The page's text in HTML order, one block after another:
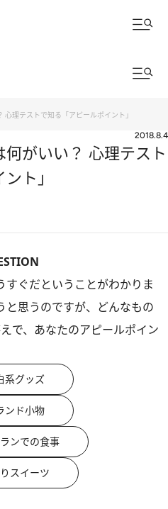
理テストで知る「アピールポイント」
2018.8.4
がいい？ 心理テスト
ト」
ぐだということがわかりま
と思うのですが、どんなもの
で、あなたのアピールポイン
系グッズ
ンド小物
ンでの食事
スイーツ